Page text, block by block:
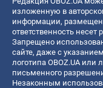
изложенную в
информации,
ответственность несет
Запрещено
сайте, даже с
логотипа OBOZ.UA или
письменного
Незаконным